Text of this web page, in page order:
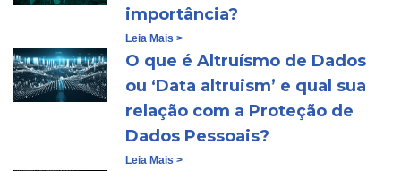
importância?
Leia Mais >
O que é Altruísmo de Dados
ou ‘Data altruism’ e qual sua
relação com a Proteção de
Dados Pessoais?
Leia Mais >